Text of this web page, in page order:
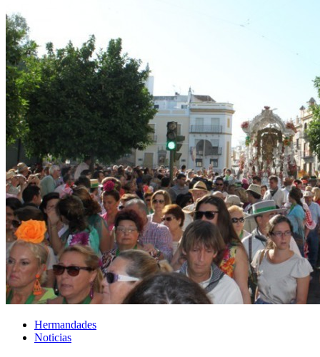
Hermandades
Noticias